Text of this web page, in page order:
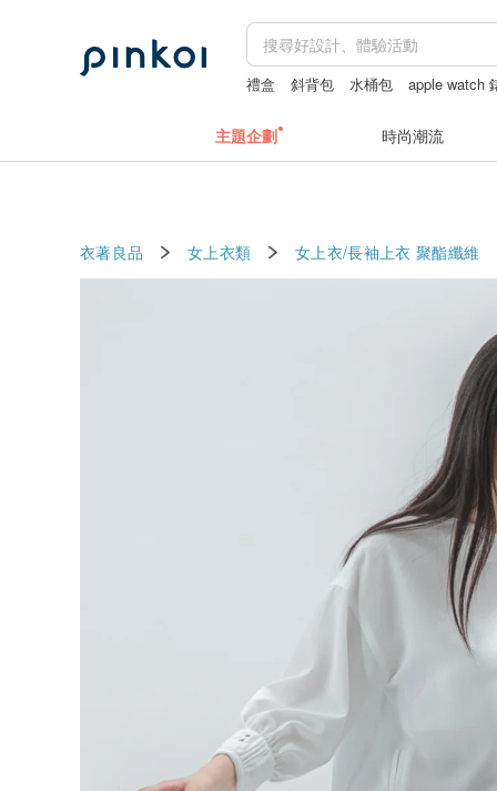
禮盒 斜背包 水桶包 apple watch
主題企劃 時尚潮流
衣著良品 女上衣類 女上衣/長袖上衣 聚酯纖維